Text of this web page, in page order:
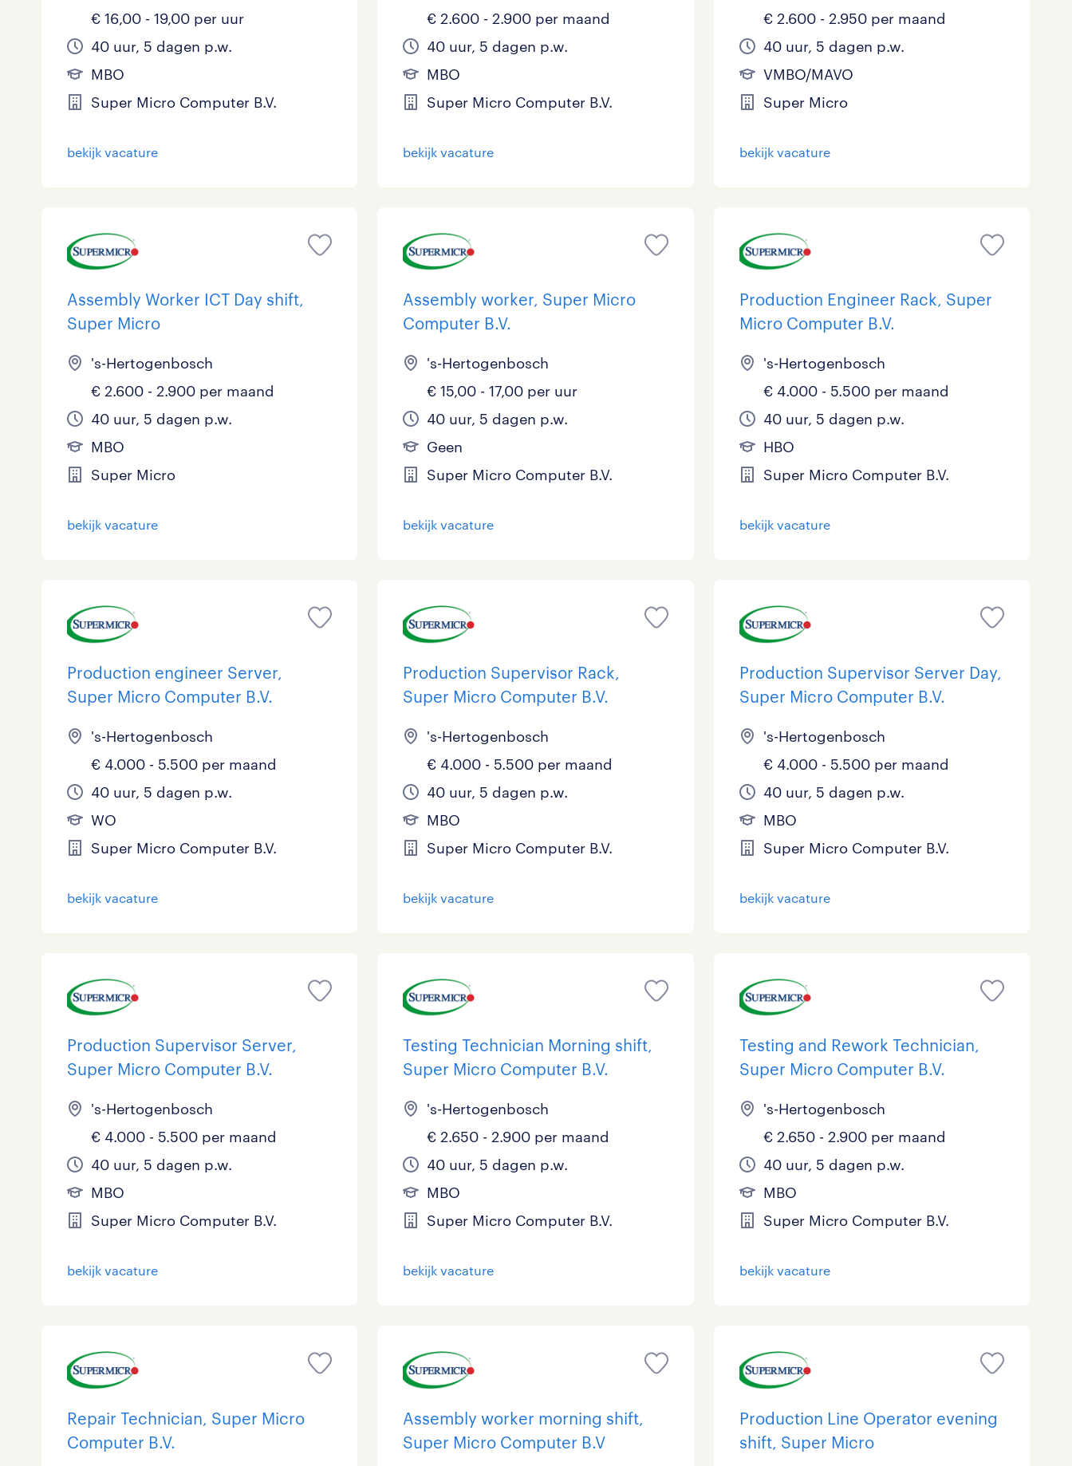
€ 16,00 - 19,00 per uur
40 uur, 5 dagen p.w.
MBO
Super Micro Computer B.V.
bekijk vacature
€ 2.600 - 2.900 per maand
40 uur, 5 dagen p.w.
MBO
Super Micro Computer B.V.
bekijk vacature
€ 2.600 - 2.950 per maand
40 uur, 5 dagen p.w.
VMBO/MAVO
Super Micro
bekijk vacature
Assembly Worker ICT Day shift,
Super Micro
's-Hertogenbosch
€ 2.600 - 2.900 per maand
40 uur, 5 dagen p.w.
MBO
Super Micro
bekijk vacature
Assembly worker, Super Micro
Computer B.V.
's-Hertogenbosch
€ 15,00 - 17,00 per uur
40 uur, 5 dagen p.w.
Geen
Super Micro Computer B.V.
bekijk vacature
Production Engineer Rack, Super
Micro Computer B.V.
's-Hertogenbosch
€ 4.000 - 5.500 per maand
40 uur, 5 dagen p.w.
HBO
Super Micro Computer B.V.
bekijk vacature
Production engineer Server,
Super Micro Computer B.V.
's-Hertogenbosch
€ 4.000 - 5.500 per maand
40 uur, 5 dagen p.w.
WO
Super Micro Computer B.V.
bekijk vacature
Production Supervisor Rack,
Super Micro Computer B.V.
's-Hertogenbosch
€ 4.000 - 5.500 per maand
40 uur, 5 dagen p.w.
MBO
Super Micro Computer B.V.
bekijk vacature
Production Supervisor Server Day,
Super Micro Computer B.V.
's-Hertogenbosch
€ 4.000 - 5.500 per maand
40 uur, 5 dagen p.w.
MBO
Super Micro Computer B.V.
bekijk vacature
Production Supervisor Server,
Super Micro Computer B.V.
's-Hertogenbosch
€ 4.000 - 5.500 per maand
40 uur, 5 dagen p.w.
MBO
Super Micro Computer B.V.
bekijk vacature
Testing Technician Morning shift,
Super Micro Computer B.V.
's-Hertogenbosch
€ 2.650 - 2.900 per maand
40 uur, 5 dagen p.w.
MBO
Super Micro Computer B.V.
bekijk vacature
Testing and Rework Technician,
Super Micro Computer B.V.
's-Hertogenbosch
€ 2.650 - 2.900 per maand
40 uur, 5 dagen p.w.
MBO
Super Micro Computer B.V.
bekijk vacature
Repair Technician, Super Micro
Computer B.V.
Assembly worker morning shift,
Super Micro Computer B.V
Production Line Operator evening
shift, Super Micro